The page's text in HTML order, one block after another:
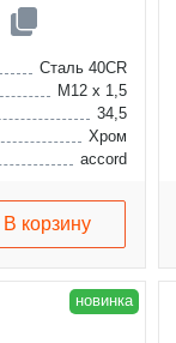
Сталь 40CR
M12 x 1,5
34,5
Хром
accord
В корзину
новинка